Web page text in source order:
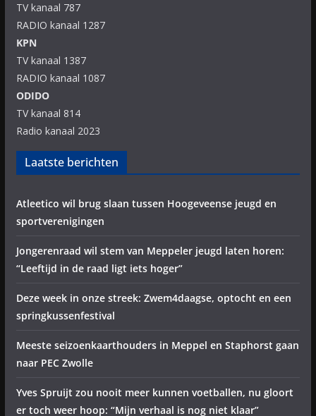
TV kanaal 787
RADIO kanaal 1287
KPN
TV kanaal 1387
RADIO kanaal 1087
ODIDO
TV kanaal 814
Radio kanaal 2023
Laatste berichten
Atleetico wil brug slaan tussen Hoogeveense jeugd en
sportverenigingen
Jongerenraad wil stem van Meppeler jeugd laten horen:
“Leeftijd in de raad ligt iets hoger”
Deze week in onze streek: Zwem4daagse, optocht en een
springkussenfestival
Meeste seizoenkaarthouders in Meppel en Staphorst gaan
naar PEC Zwolle
Yves Spruijt zou nooit meer kunnen voetballen, nu gloort
er toch weer hoop: “Mijn verhaal is nog niet klaar”